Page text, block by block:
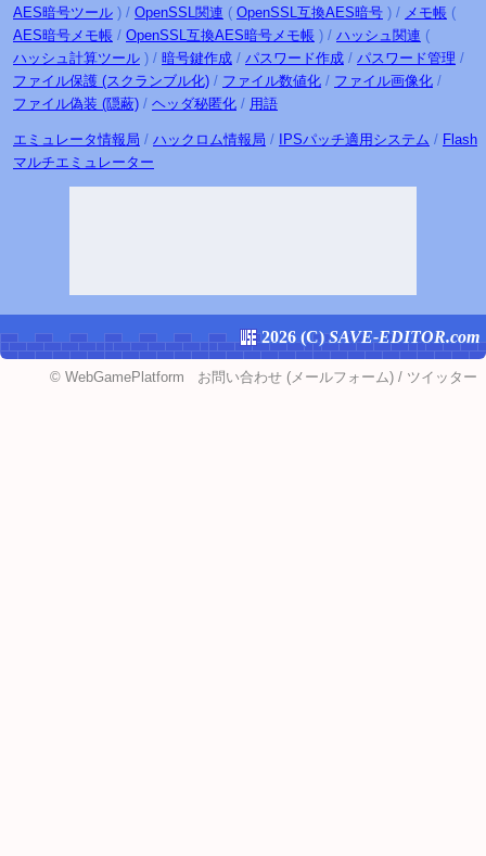
AES暗号ツール ) / OpenSSL関連 ( OpenSSL互換AES暗号 ) / メモ帳 (
AES暗号メモ帳 / OpenSSL互換AES暗号メモ帳 ) / ハッシュ関連 (
ハッシュ計算ツール ) / 暗号鍵作成 / パスワード作成 / パスワード管理 /
ファイル保護 (スクランブル化) / ファイル数値化 / ファイル画像化 /
ファイル偽装 (隠蔽) / ヘッダ秘匿化 / 用語
エミュレータ情報局 / ハックロム情報局 / IPSパッチ適用 システム / Flash
マルチエミュレーター
2026 (C)SAVE-EDITOR.com
© WebGamePlatform お問い合わせ (メールフォーム) / ツイッター